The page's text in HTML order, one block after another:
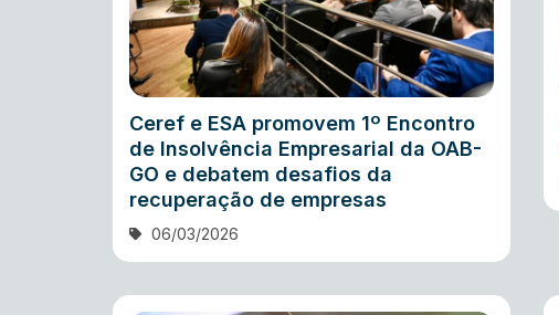
Ceref e ESA promovem 1º Encontro
de Insolvência Empresarial da OAB-
GO e debatem desafios da
recuperação de empresas
06/03/2026